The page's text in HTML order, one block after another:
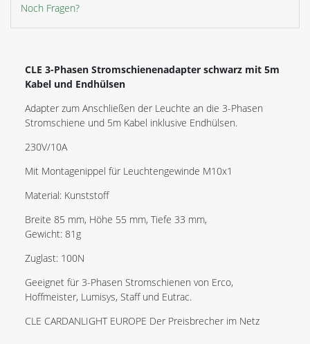
Noch Fragen?
CLE 3-Phasen Stromschienenadapter schwarz mit 5m
Kabel und Endhülsen
Adapter zum Anschließen der Leuchte an die 3-Phasen
Stromschiene und 5m Kabel inklusive Endhülsen.
230V/10A
Mit Montagenippel für Leuchtengewinde M10x1
Material: Kunststoff
Breite 85 mm, Höhe 55 mm, Tiefe 33 mm,
Gewicht: 81g
Zuglast: 100N
Geeignet für 3-Phasen Stromschienen von Erco,
Hoffmeister, Lumisys, Staff und Eutrac.
CLE CARDANLIGHT EUROPE Der Preisbrecher im Netz